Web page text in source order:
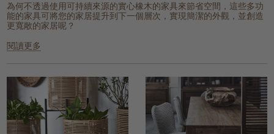
為何不透過使用可持續來源的實心橡木的家具來節省空間，這些多功
能的家具可將您的家居提升到下一個層次，實現簡潔的外觀，並創造
更寬敞的家居呢？
閱讀更多